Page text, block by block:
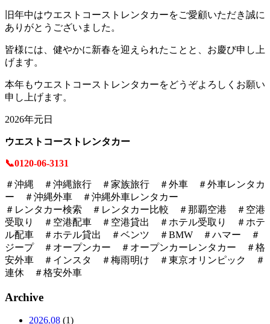
旧年中はウエストコーストレンタカーをご愛顧いただき誠に
ありがとうございました。
皆様には、健やかに新春を迎えられたことと、お慶び申し上
げます。
本年もウエストコーストレンタカーをどうぞよろしくお願い
申し上げます。
2026年元日
ウエストコーストレンタカー
📞0120-06-3131
＃沖縄 ＃沖縄旅行 ＃家族旅行 ＃外車 ＃外車レンタカ
ー ＃沖縄外車 ＃沖縄外車レンタカー
＃レンタカー検索 ＃レンタカー比較 ＃那覇空港 ＃空港
受取り ＃空港配車 ＃空港貸出 ＃ホテル受取り ＃ホテ
ル配車 ＃ホテル貸出 ＃ベンツ ＃BMW ＃ハマー ＃
ジープ ＃オープンカー ＃オープンカーレンタカー ＃格
安外車 ＃インスタ ＃梅雨明け ＃東京オリンピック ＃
連休 ＃格安外車
Archive
2026.08 (1)